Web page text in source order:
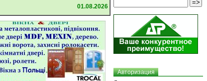
01.08.2026
Авторизация